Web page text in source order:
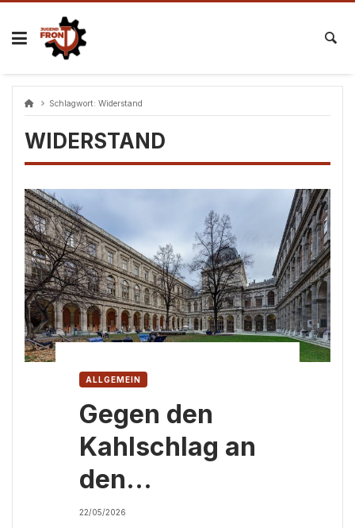
Skip
content
Schlagwort: Widerstand
WIDERSTAND
ALLGEMEIN
Gegen den
Kahlschlag an
den
Universitäten
22/05/2026